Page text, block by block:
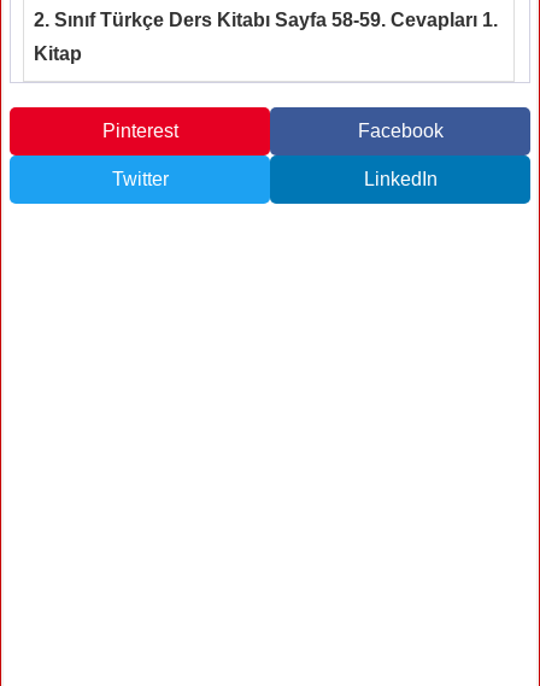
2. Sınıf Türkçe Ders Kitabı Sayfa 58-59. Cevapları 1.
Kitap
Pinterest Facebook
Twitter LinkedIn